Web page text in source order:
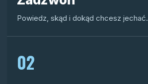
Powiedz, skąd i dokąd chcesz jechać.
02